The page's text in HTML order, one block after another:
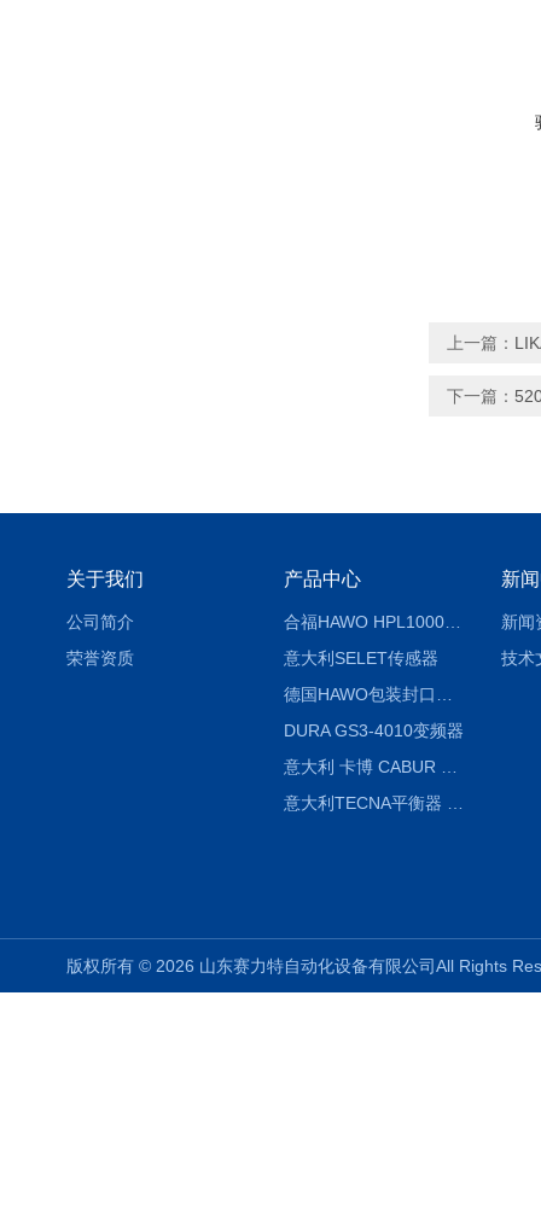
上一篇：
下一篇：
关于我们
公司简介
荣誉资质
产品中心
合福HAWO HPL1000AS封口机
意大利SELET传感器
DURA GS3-4010变频器
新
新闻
技术
版权所有 © 2026 山东赛力特自动化设备有限公司All Rights